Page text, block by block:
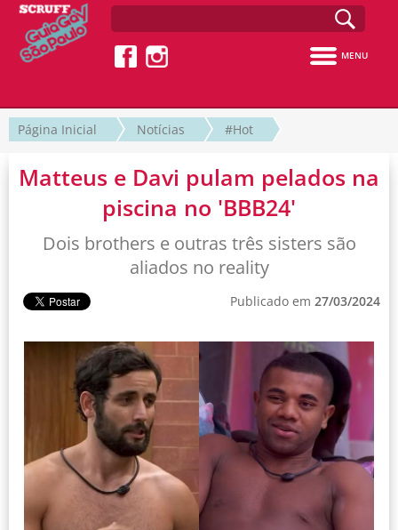
MENU
Página Inicial Notícias #Hot
Matteus e Davi pulam pelados na
piscina no 'BBB24'
Dois brothers e outras três sisters são
aliados no reality
Publicado em 27/03/2024